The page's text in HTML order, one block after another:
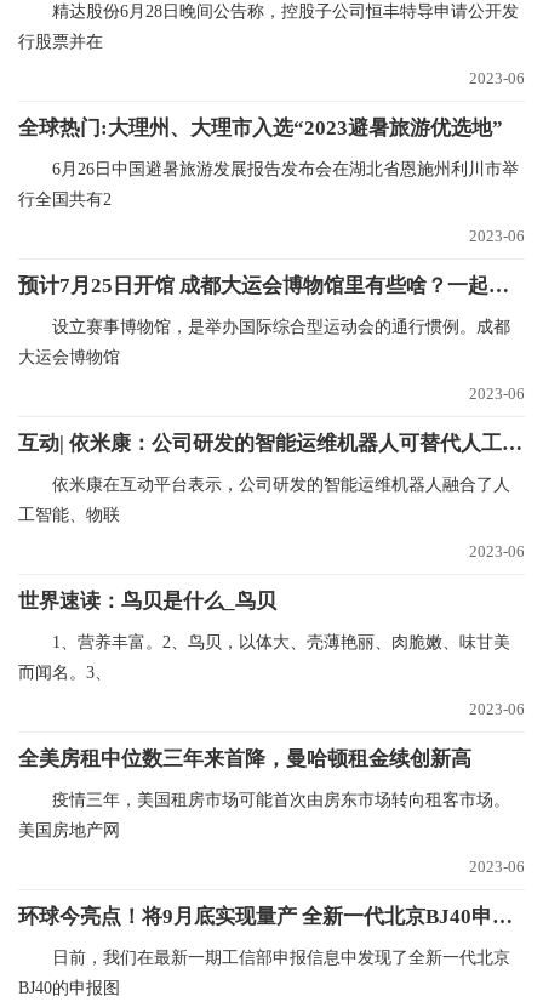
精达股份6月28日晚间公告称，控股子公司恒丰特导申请公开发
行股票并在
2023-06
全球热门:大理州、大理市入选“2023避暑旅游优选地”
6月26日中国避暑旅游发展报告发布会在湖北省恩施州利川市举
行全国共有2
2023-06
预计7月25日开馆 成都大运会博物馆里有些啥？一起来看-全球快资讯
设立赛事博物馆，是举办国际综合型运动会的通行惯例。成都
大运会博物馆
2023-06
互动| 依米康：公司研发的智能运维机器人可替代人工完成数据中心日常工作 当前热文
依米康在互动平台表示，公司研发的智能运维机器人融合了人
工智能、物联
2023-06
世界速读：鸟贝是什么_鸟贝
1、营养丰富。2、鸟贝，以体大、壳薄艳丽、肉脆嫩、味甘美
而闻名。3、
2023-06
全美房租中位数三年来首降，曼哈顿租金续创新高
疫情三年，美国租房市场可能首次由房东市场转向租客市场。
美国房地产网
2023-06
环球今亮点！将9月底实现量产 全新一代北京BJ40申报图
日前，我们在最新一期工信部申报信息中发现了全新一代北京
BJ40的申报图